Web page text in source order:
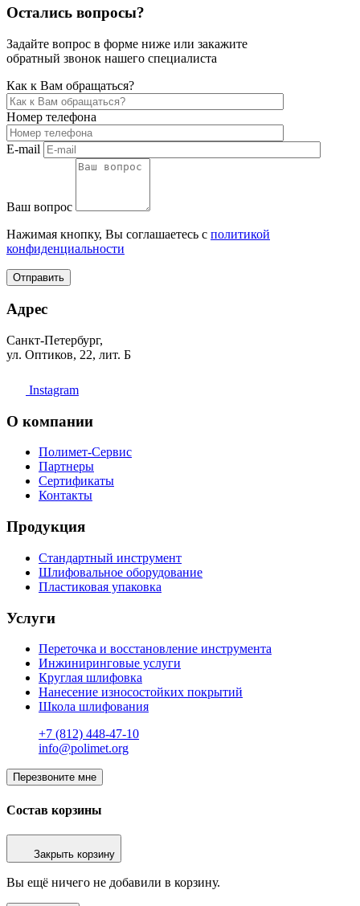
Остались вопросы?
Задайте вопрос в форме ниже или закажите
обратный звонок нашего специалиста
Как к Вам обращаться?
Номер телефона
E-mail
Ваш вопрос
Нажимая кнопку, Вы соглашаетесь с политикой
конфиденциальности
Отправить
Адрес
Санкт-Петербург,
ул. Оптиков, 22, лит. Б
Instagram
О компании
Полимет-Сервис
Партнеры
Сертификаты
Контакты
Продукция
Стандартный инструмент
Шлифовальное оборудование
Пластиковая упаковка
Услуги
Переточка и восстановление инструмента
Инжиниринговые услуги
Круглая шлифовка
Нанесение износостойких покрытий
Школа шлифования
+7 (812) 448-47-10
info@polimet.org
Перезвоните мне
Состав корзины
Закрыть корзину
Вы ещё ничего не добавили в корзину.